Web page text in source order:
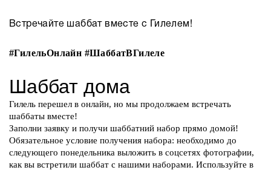
Встречайте шаббат вместе с Гилелем!
#ГилельОнлайн #ШаббатВГилеле